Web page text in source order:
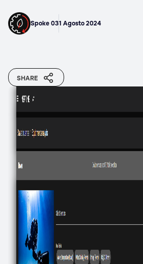
Spoke 031 Agosto 2024
SHARE